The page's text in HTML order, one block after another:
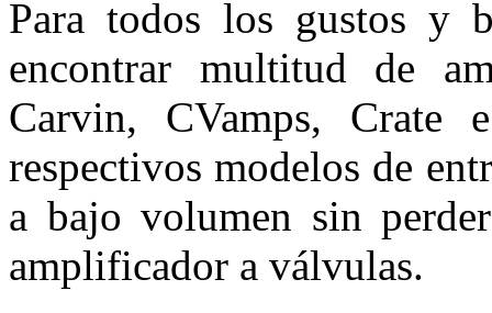
Para todos los gustos y
encontrar multitud de
Carvin, CVamps, Crate
respectivos modelos de
a bajo volumen sin
amplificador a válvulas.